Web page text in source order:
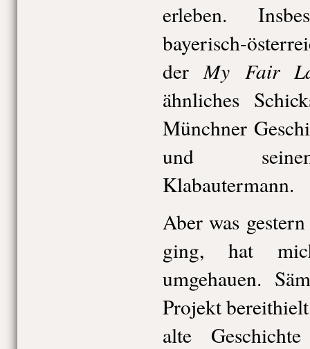
erleben.
bayerisch-
derMy Fair
ähnliches
Münchner
und
Klabautermann.
Aber was
ging, hat
umgehauen.
Projekt
alte